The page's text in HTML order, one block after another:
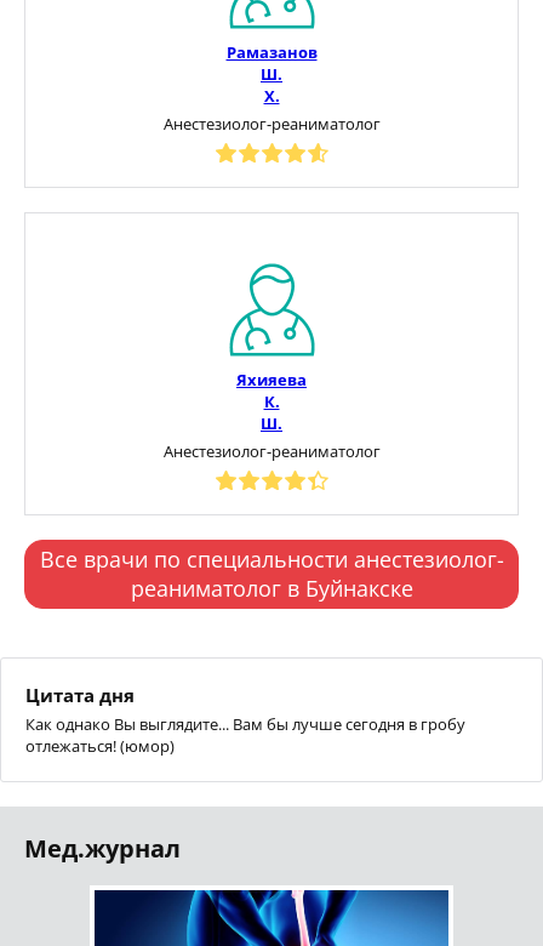
Рамазанов
Ш.
Х.
Анестезиолог-реаниматолог
Яхияева
К.
Ш.
Анестезиолог-реаниматолог
Все врачи по специальности анестезиолог-
реаниматолог в Буйнакске
Цитата дня
Как однако Вы выглядите... Вам бы лучше сегодня в гробу
отлежаться! (юмор)
Мед.журнал